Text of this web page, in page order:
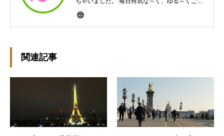
作ってますんで、ゆる～い感じで見て頂けたら
関連記事